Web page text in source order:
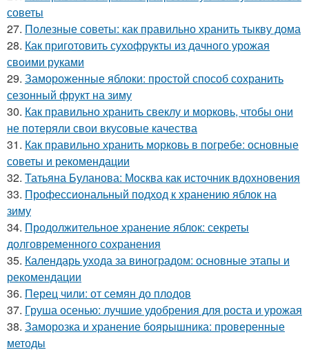
советы
27. Полезные советы: как правильно хранить тыкву дома
28. Как приготовить сухофрукты из дачного урожая
своими руками
29. Замороженные яблоки: простой способ сохранить
сезонный фрукт на зиму
30. Как правильно хранить свеклу и морковь, чтобы они
не потеряли свои вкусовые качества
31. Как правильно хранить морковь в погребе: основные
советы и рекомендации
32. Татьяна Буланова: Москва как источник вдохновения
33. Профессиональный подход к хранению яблок на
зиму
34. Продолжительное хранение яблок: секреты
долговременного сохранения
35. Календарь ухода за виноградом: основные этапы и
рекомендации
36. Перец чили: от семян до плодов
37. Груша осенью: лучшие удобрения для роста и урожая
38. Заморозка и хранение боярышника: проверенные
методы